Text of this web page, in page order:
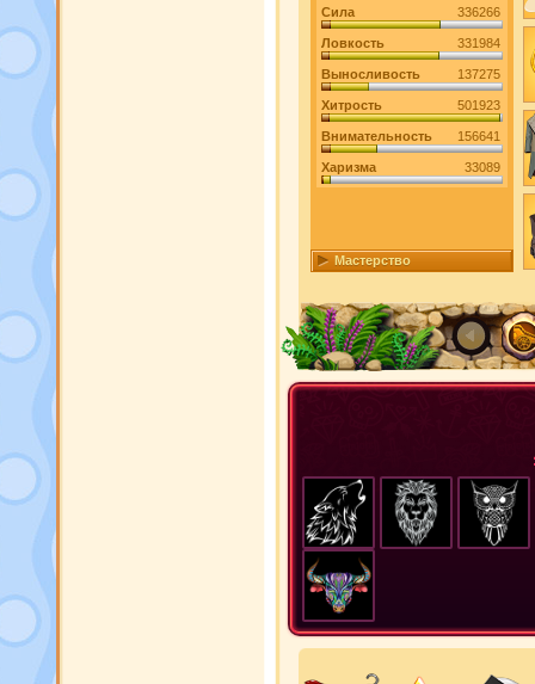
Сила 336266
Ловкость 331984
Выносливость 137275
Хитрость 501923
Внимательность 156641
Харизма 33089
Мастерство